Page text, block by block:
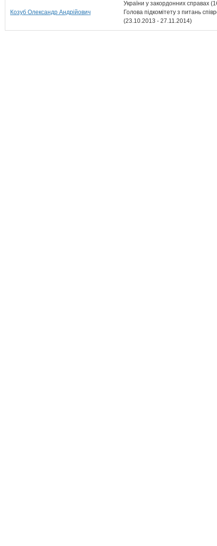
України у закордонних справах
Козуб Олександр Андрійович
Голова підкомітету з питань
(23.10.2013 - 27.11.2014)